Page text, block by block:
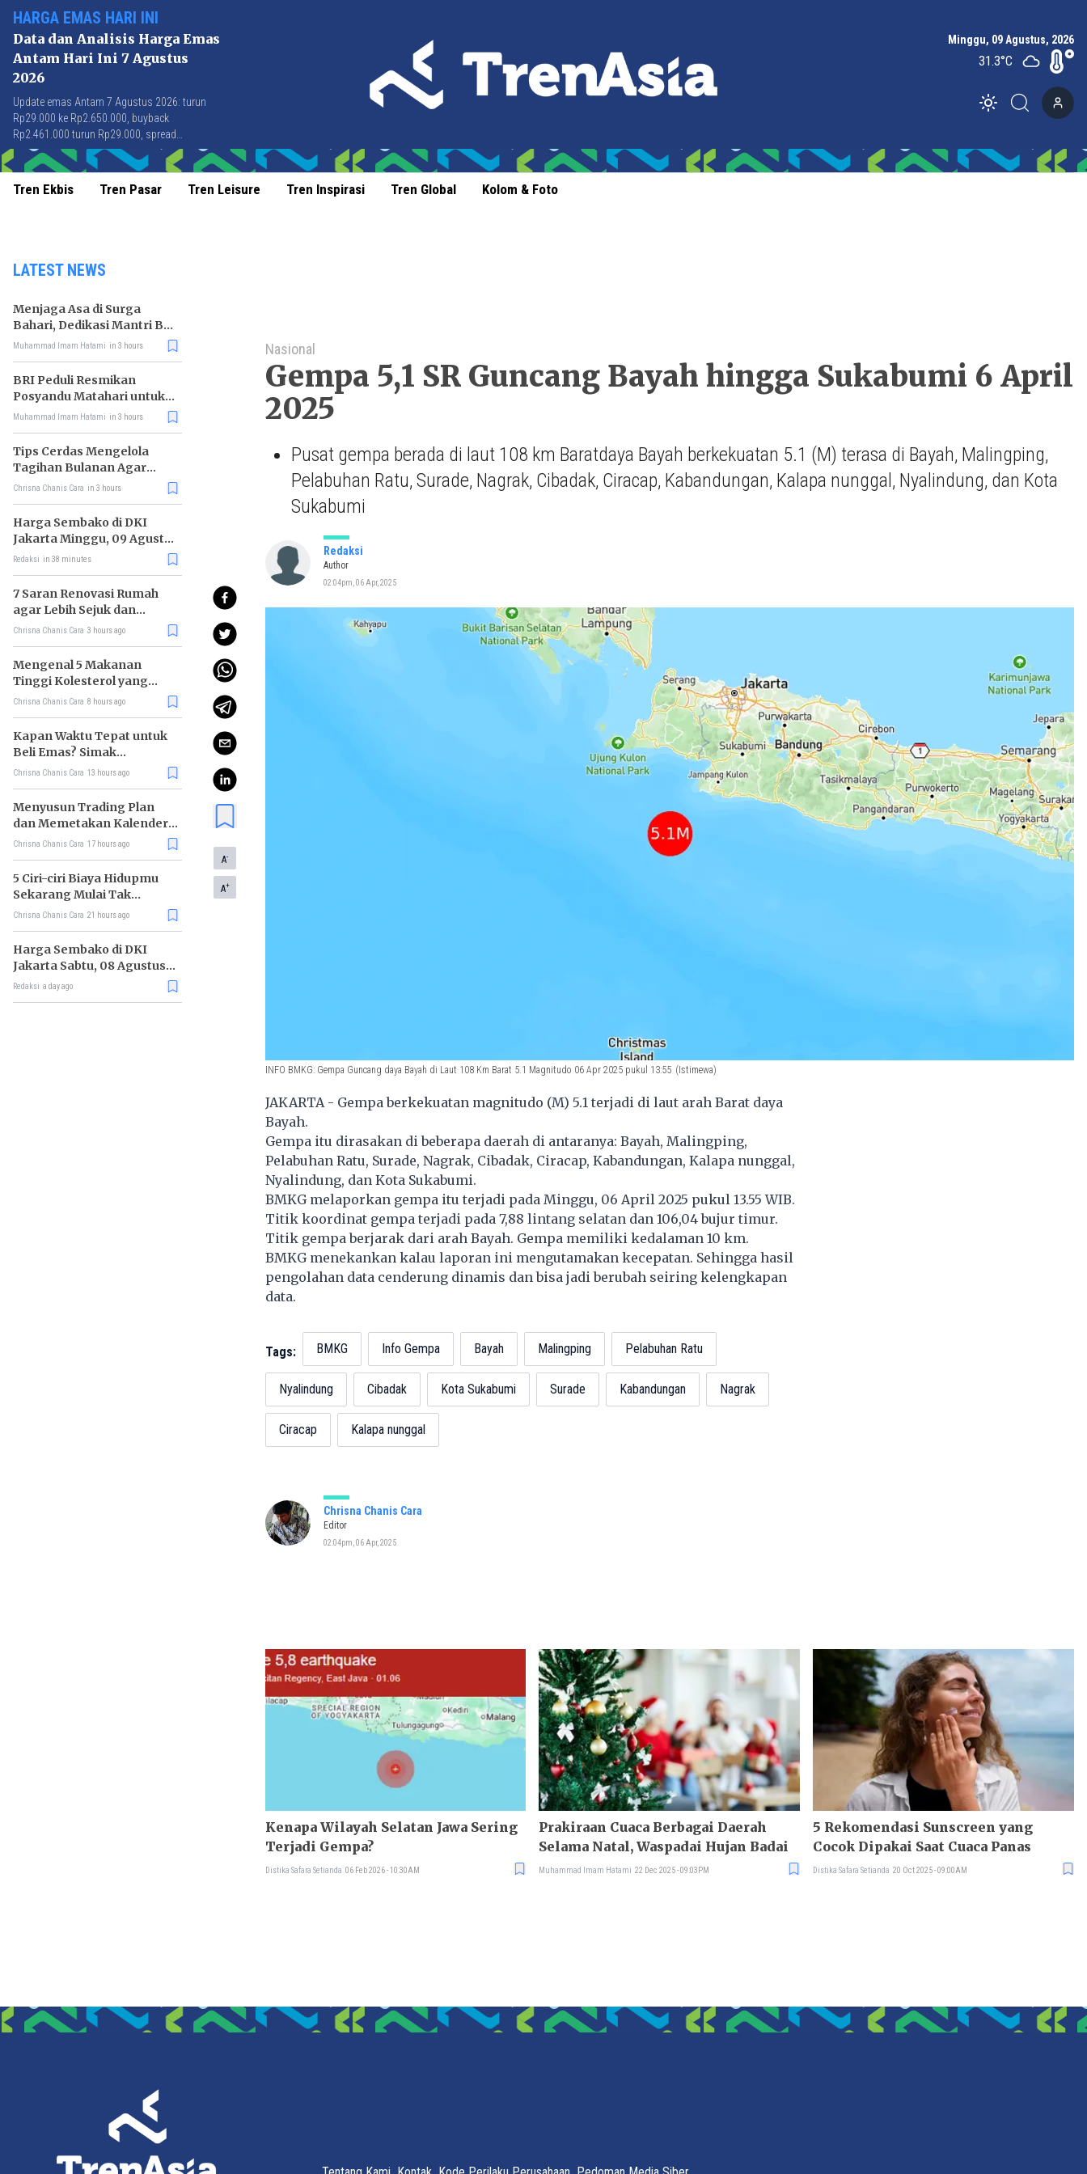
HARGA EMAS HARI INI
Data dan Analisis Harga Emas
Antam Hari Ini 7 Agustus
2026
Update emas Antam 7 Agustus 2026: turun
Rp29.000 ke Rp2.650.000, buyback
Rp2.461.000 turun Rp29.000, spread
Rp189.000 stabil di level terbaik sejak April
2026.
Minggu, 09 Agustus, 2026
31.3°C
Toggle theme
Tren Ekbis Tren Pasar Tren Leisure Tren Inspirasi Tren Global Kolom & Foto
LATEST NEWS
Menjaga Asa di Surga
Bahari, Dedikasi Mantri BRI
untuk Masyarakat
Muhammad Imam Hatami in 3 hours
BRI Peduli Resmikan
Posyandu Matahari untuk
Dukung Cegah Stunting
Muhammad Imam Hatami in 3 hours
Tips Cerdas Mengelola
Tagihan Bulanan Agar
Tidak Telat Bayar
Chrisna Chanis Cara in 3 hours
Harga Sembako di DKI
Jakarta Minggu, 09 Agustus
2026, Daging Sapi Murni
Putih Turun
Redaksi in 38 minutes
7 Saran Renovasi Rumah
agar Lebih Sejuk dan
Nyaman Ditinggali
Chrisna Chanis Cara 3 hours ago
Mengenal 5 Makanan
Tinggi Kolesterol yang
Justru Menyehatkan
Chrisna Chanis Cara 8 hours ago
Kapan Waktu Tepat untuk
Beli Emas? Simak
Strateginya
Chrisna Chanis Cara 13 hours ago
Menyusun Trading Plan
dan Memetakan Kalender
Ekonomi Mingguan
Chrisna Chanis Cara 17 hours ago
5 Ciri-ciri Biaya Hidupmu
Sekarang Mulai Tak
Terkendali
Chrisna Chanis Cara 21 hours ago
Harga Sembako di DKI
Jakarta Sabtu, 08 Agustus
2026, Daging Kambing
Redaksi a day ago
A-
A+
Nasional
Gempa 5,1 SR Guncang Bayah hingga Sukabumi 6 April
2025
Pusat gempa berada di laut 108 km Baratdaya Bayah berkekuatan 5.1 (M) terasa di Bayah, Malingping,
Pelabuhan Ratu, Surade, Nagrak, Cibadak, Ciracap, Kabandungan, Kalapa nunggal, Nyalindung, dan Kota
Sukabumi
Redaksi
Author
02:04pm, 06 Apr, 2025
INFO BMKG: Gempa Guncang daya Bayah di Laut 108 Km Barat 5.1 Magnitudo 06 Apr 2025 pukul 13:55 (Istimewa)
JAKARTA - Gempa berkekuatan magnitudo (M) 5.1 terjadi di laut arah Barat daya
Bayah.
Gempa itu dirasakan di beberapa daerah di antaranya: Bayah, Malingping,
Pelabuhan Ratu, Surade, Nagrak, Cibadak, Ciracap, Kabandungan, Kalapa nunggal,
Nyalindung, dan Kota Sukabumi.
BMKG melaporkan gempa itu terjadi pada Minggu, 06 April 2025 pukul 13.55 WIB.
Titik koordinat gempa terjadi pada 7,88 lintang selatan dan 106,04 bujur timur.
Titik gempa berjarak dari arah Bayah. Gempa memiliki kedalaman 10 km.
BMKG menekankan kalau laporan ini mengutamakan kecepatan. Sehingga hasil
pengolahan data cenderung dinamis dan bisa jadi berubah seiring kelengkapan
data.
Tags: BMKG Info Gempa Bayah Malingping Pelabuhan Ratu
Nyalindung Cibadak Kota Sukabumi Surade Kabandungan Nagrak
Ciracap Kalapa nunggal
Chrisna Chanis Cara
Editor
02:04pm, 06 Apr, 2025
Kenapa Wilayah Selatan Jawa Sering
Terjadi Gempa?
Distika Safara Setianda 06 Feb 2026 - 10:30AM
Prakiraan Cuaca Berbagai Daerah
Selama Natal, Waspadai Hujan Badai
Muhammad Imam Hatami 22 Dec 2025 - 09:03PM
5 Rekomendasi Sunscreen yang
Cocok Dipakai Saat Cuaca Panas
Distika Safara Setianda 20 Oct 2025 - 09:00AM